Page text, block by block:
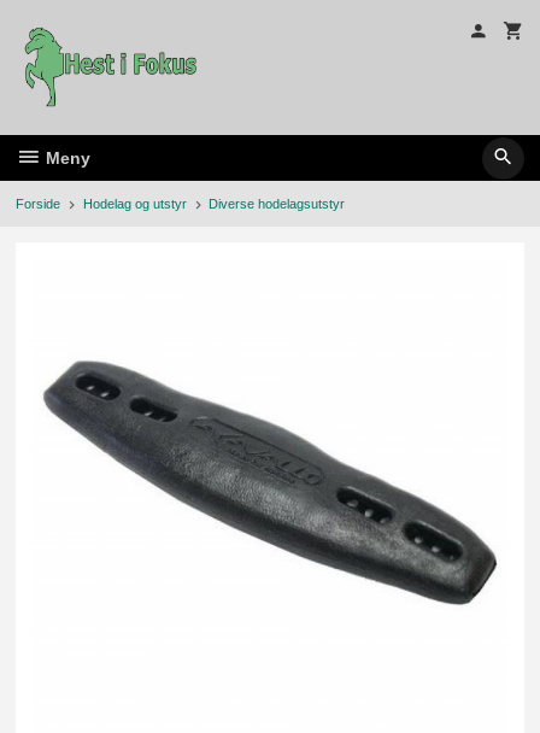
innholdet
Meny
Forside Hodelag og utstyr Diverse hodelagsutstyr